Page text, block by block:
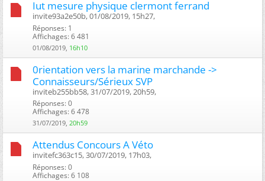
Iut mesure physique clermont ferrand
invite93a2e50b, 01/08/2019, 15h27, ‎
Réponses: 1
Affichages: 6 481
01/08/2019, 16h10
0rientation vers la marine marchande ->
Connaisseurs/Sérieux SVP
inviteb255bb58, 31/07/2019, 20h59, ‎
Réponses: 0
Affichages: 6 478
31/07/2019, 20h59
Attendus Concours A Véto
invitefc363c15, 30/07/2019, 17h03, ‎
Réponses: 0
Affichages: 6 108